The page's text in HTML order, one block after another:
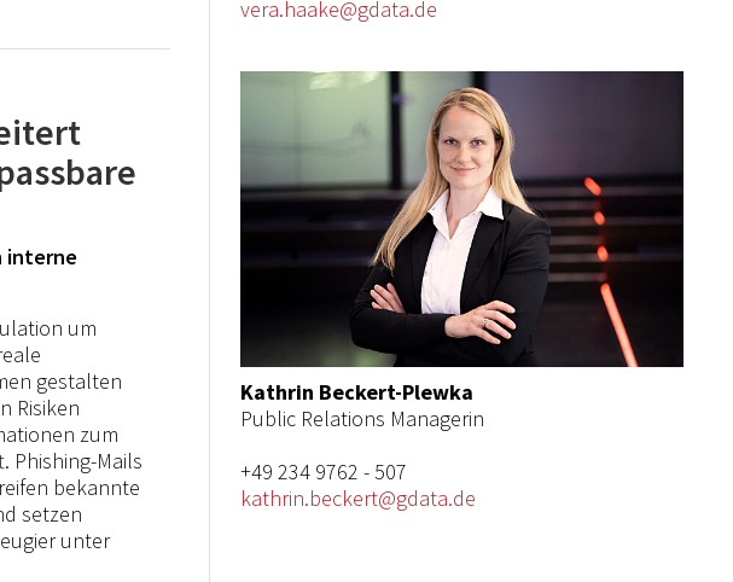
interne
um
gestalten
Risiken
zum
Phishing-Mails
bekannte
setzen
unter
vera.haake@gdata.de
Kathrin Beckert-Plewka
Public Relations Managerin
+49 234 9762 - 507
kathrin.beckert@gdata.de